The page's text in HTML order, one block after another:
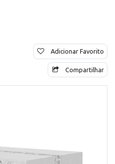
Adicionar Favorito
Compartilhar